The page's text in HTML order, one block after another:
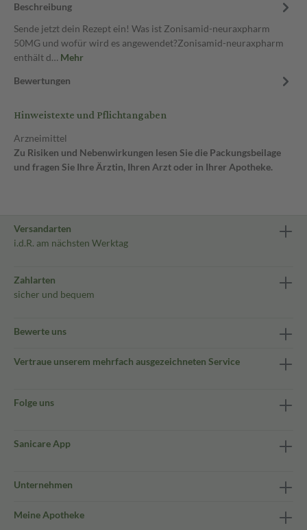
Beschreibung
Sende jetzt dein Rezept ein! Was ist Zonisamid-neuraxpharm
50MG und wofür wird es angewendet?Zonisamid-neuraxpharm
enthält d… Mehr
Bewertungen
Hinweistexte und Pflichtangaben
Arzneimittel
Zu Risiken und Nebenwirkungen lesen Sie die Packungsbeilage
und fragen Sie Ihre Ärztin, Ihren Arzt oder in Ihrer Apotheke.
Versandarten
i.d.R. am nächsten Werktag
Zahlarten
sicher und bequem
Bewerte uns
Vertraue unserem mehrfach ausgezeichneten Service
Folge uns
Sanicare App
Unternehmen
Meine Apotheke